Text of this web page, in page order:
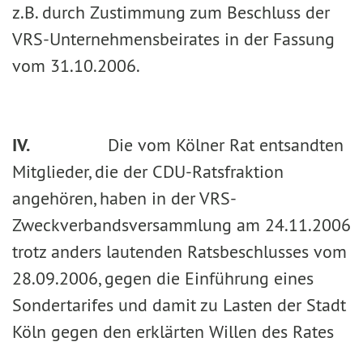
z.B. durch Zustimmung zum Beschluss der
VRS-Unternehmensbeirates in der Fassung
vom 31.10.2006.
IV. Die vom Kölner Rat entsandten
Mitglieder, die der CDU-Ratsfraktion
angehören, haben in der VRS-
Zweckverbandsversammlung am 24.11.2006
trotz anders lautenden Ratsbeschlusses vom
28.09.2006, gegen die Einführung eines
Sondertarifes und damit zu Lasten der Stadt
Köln gegen den erklärten Willen des Rates